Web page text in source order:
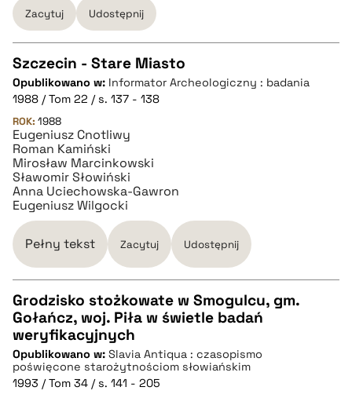
pobierz cytat
Zacytuj Udostępnij
CZYSTY TEKST
pobierz cytat
BIBTEX
pobierz cytat
Szczecin - Stare Miasto
Opublikowano w: Informator Archeologiczny : badania
1988 / Tom 22 / s. 137 - 138
ROK: 1988
Eugeniusz Cnotliwy
Roman Kamiński
Mirosław Marcinkowski
Sławomir Słowiński
Anna Uciechowska-Gawron
Eugeniusz Wilgocki
Pełny tekst Zacytuj Udostępnij
CZYSTY TEKST
pobierz cytat
Grodzisko stożkowate w Smogulcu, gm.
Gołańcz, woj. Piła w świetle badań
weryfikacyjnych
Opublikowano w: Slavia Antiqua : czasopismo
poświęcone starożytnościom słowiańskim
1993 / Tom 34 / s. 141 - 205